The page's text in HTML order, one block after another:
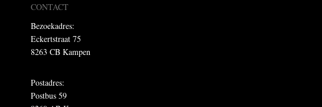
CONTACT
Bezoekadres:
Eckertstraat 75
8263 CB Kampen
Postadres:
Postbus 59